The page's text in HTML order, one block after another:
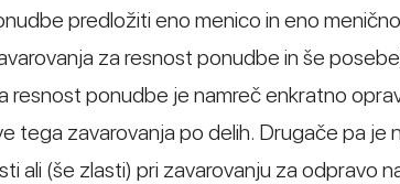
predložiti eno menico in eno
za resnost ponudbe in še
resnost ponudbe je namreč enkratno
tega zavarovanja po delih. Drugače pa je
(še zlasti) pri zavarovanju za odpravo